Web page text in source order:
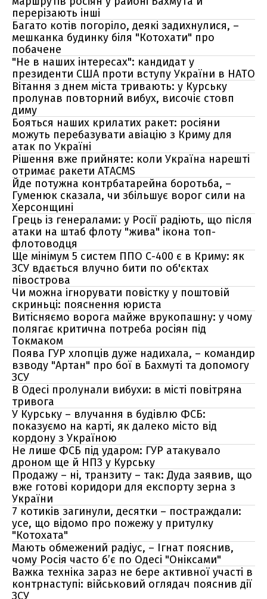
перерізають інші
Багато котів погоріло, деякі задихнулися, –
мешканка будинку біля "Котохати" про
побачене
"Не в наших інтересах": кандидат у
президенти США проти вступу України в НАТО
Вітання з днем міста тривають: у Курську
пролунав повторний вибух, височіє стовп
диму
Бояться наших крилатих ракет: росіяни
можуть перебазувати авіацію з Криму для
атак по Україні
Рішення вже прийняте: коли Україна нарешті
отримає ракети ATACMS
Йде потужна контрбатарейна боротьба, –
Гуменюк сказала, чи збільшує ворог сили на
Херсонщині
Грець із генералами: у Росії радіють, що після
атаки на штаб флоту "жива" ікона топ-
флотоводця
Ще мінімум 5 систем ППО С-400 є в Криму: як
ЗСУ вдається влучно бити по об'єктах
півострова
Чи можна ігнорувати повістку у поштовій
скриньці: пояснення юриста
Витісняємо ворога майже врукопашну: у чому
полягає критична потреба росіян під
Токмаком
Поява ГУР хлопців дуже надихала, – командир
взводу "Артан" про бої в Бахмуті та допомогу
ЗСУ
В Одесі пролунали вибухи: в місті повітряна
тривога
У Курську – влучання в будівлю ФСБ:
показуємо на карті, як далеко місто від
кордону з Україною
Не лише ФСБ під ударом: ГУР атакувало
дроном ще й НПЗ у Курську
Продажу – ні, транзиту – так: Дуда заявив, що
вже готові коридори для експорту зерна з
України
7 котиків загинули, десятки – постраждали:
усе, що відомо про пожежу у притулку
"Котохата"
Мають обмежений радіус, – Ігнат пояснив,
чому Росія часто б’є по Одесі "Оніксами"
Важка техніка зараз не бере активної участі в
контрнаступі: військовий оглядач пояснив дії
ЗСУ